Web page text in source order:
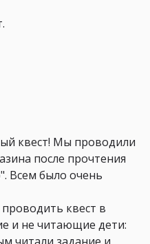
квест! Мы проводили
после прочтения
Всем было очень
квест в
и не читающие дети: